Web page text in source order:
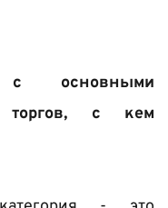
с основными
торгов, с кем